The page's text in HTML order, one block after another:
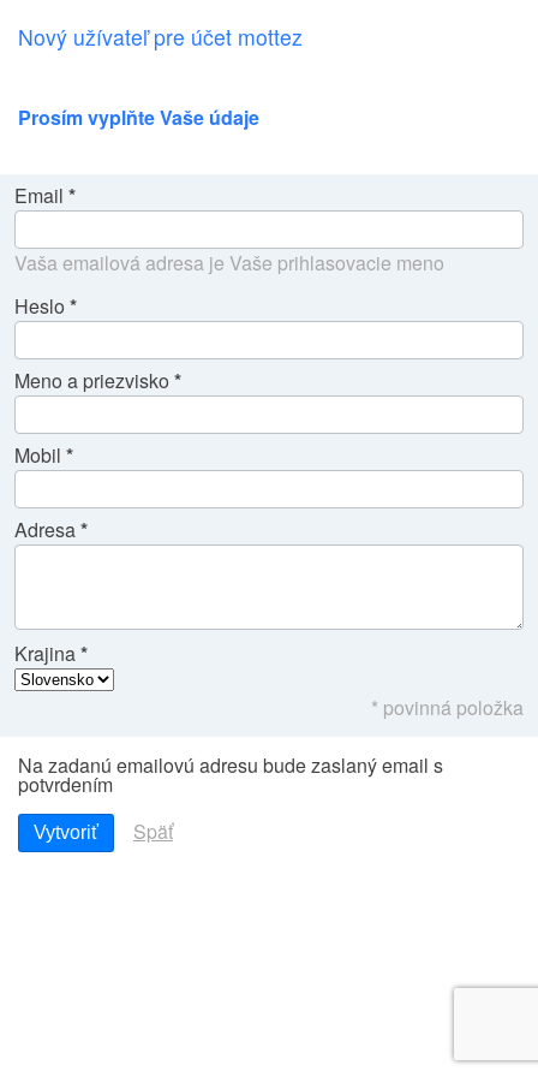
Nový užívateľ pre účet mottez
Prosím vyplňte Vaše údaje
Email
Vaša emailová adresa je Vaše prihlasovacie meno
Heslo
Meno a priezvisko
Mobil
Adresa
Krajina
* povinná položka
Na zadanú emailovú adresu bude zaslaný email s
potvrdením
Späť